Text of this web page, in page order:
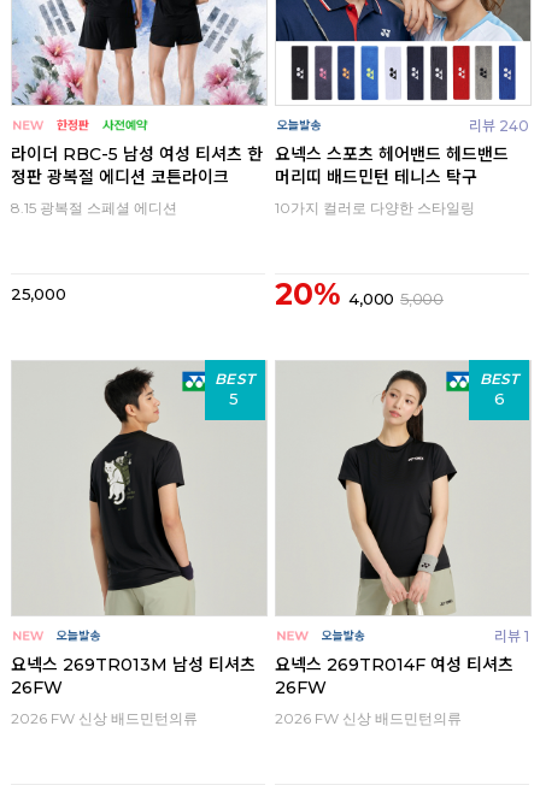
라이더 RBC-5 남성 여성 티셔츠 한
정판 광복절 에디션 코튼라이크
8.15 광복절 스페셜 에디션
25,000
리뷰 240
요넥스 스포츠 헤어밴드 헤드밴드
머리띠 배드민턴 테니스 탁구
10가지 컬러로 다양한 스타일링
20% 4,000 5,000
BEST
5
요넥스 269TR013M 남성 티셔츠
26FW
2026 FW 신상 배드민턴의류
BEST
6
리뷰 1
요넥스 269TR014F 여성 티셔츠
26FW
2026 FW 신상 배드민턴의류